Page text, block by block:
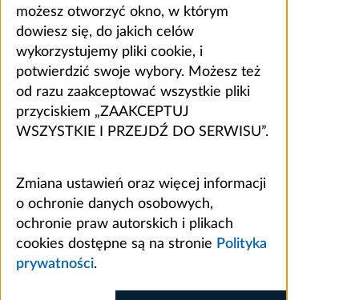
możesz otworzyć okno, w którym
dowiesz się, do jakich celów
wykorzystujemy pliki cookie, i
potwierdzić swoje wybory. Możesz też
od razu zaakceptować wszystkie pliki
przyciskiem „ZAAKCEPTUJ
WSZYSTKIE I PRZEJDŹ DO SERWISU”.
Zmiana ustawień oraz więcej informacji
o ochronie danych osobowych,
ochronie praw autorskich i plikach
cookies dostępne są na stronie Polityka
prywatności.